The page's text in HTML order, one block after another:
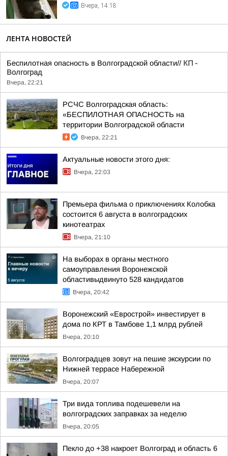
Вчера, 14:18
ЛЕНТА НОВОСТЕЙ
Беспилотная опасность в Волгоградской области// КП -
Волгоград
Вчера, 22:21
РСЧС Волгоградская область:
«БЕСПИЛОТНАЯ ОПАСНОСТЬ на
территории Волгоградской области
Вчера, 22:21
Актуальные новости этого дня:
Вчера, 22:03
Премьера фильма о приключениях Колобка
состоится 6 августа в волгоградских
кинотеатрах
Вчера, 21:10
На выборах в органы местного
самоуправления Воронежской
областивыдвинуто 528 кандидатов
Вчера, 20:42
Воронежский «Еврострой» инвестирует в
дома по КРТ в Тамбове 1,1 млрд рублей
Вчера, 20:10
Волгоградцев зовут на пешие экскурсии по
Нижней террасе Набережной
Вчера, 20:07
Три вида топлива подешевели на
волгоградских заправках за неделю
Вчера, 20:05
Пекло до +38 накроет Волгоград и область 6